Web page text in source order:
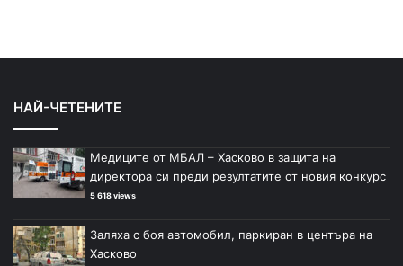
НАЙ-ЧЕТЕНИТЕ
Медиците от МБАЛ – Хасково в защита на
директора си преди резултатите от новия конкурс
5 618 views
Заляха с боя автомобил, паркиран в центъра на
Хасково